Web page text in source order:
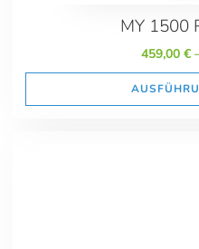
MY 1500
459,00 €
Online-Beratung